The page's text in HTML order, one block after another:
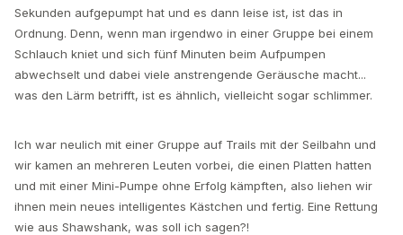
Sekunden aufgepumpt hat und es dann leise ist, ist das in
Ordnung. Denn, wenn man irgendwo in einer Gruppe bei einem
Schlauch kniet und sich fünf Minuten beim Aufpumpen
abwechselt und dabei viele anstrengende Geräusche macht...
was den Lärm betrifft, ist es ähnlich, vielleicht sogar schlimmer.
Ich war neulich mit einer Gruppe auf Trails mit der Seilbahn und
wir kamen an mehreren Leuten vorbei, die einen Platten hatten
und mit einer Mini-Pumpe ohne Erfolg kämpften, also liehen wir
ihnen mein neues intelligentes Kästchen und fertig. Eine Rettung
wie aus Shawshank, was soll ich sagen?!